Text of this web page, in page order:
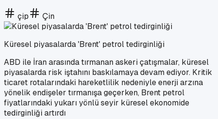
çip Çin
Küresel piyasalarda 'Brent' petrol tedirginliği
ABD ile İran arasında tırmanan askeri çatışmalar, küresel
piyasalarda risk iştahını baskılamaya devam ediyor. Kritik
ticaret rotalarındaki hareketlilik nedeniyle enerji arzına
yönelik endişeler tırmanışa geçerken, Brent petrol
fiyatlarındaki yukarı yönlü seyir küresel ekonomide
tedirginliği artırdı